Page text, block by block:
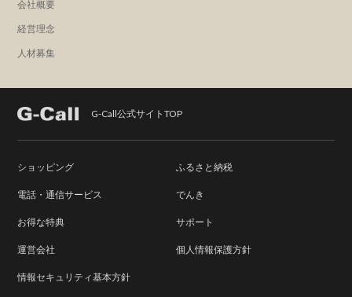
会社概要
経営理念
人材募集
G-Call公式サイトTOP
ショッピング ふるさと納税
電話・通信サービス でんき
お得な特典 サポート
運営会社 個人情報保護方針
情報セキュリティ基本方針